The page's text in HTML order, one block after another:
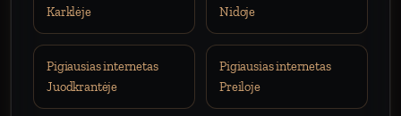
Karklėje
Nidoje
Pigiausias internetas
Juodkrantėje
Pigiausias internetas
Preiloje